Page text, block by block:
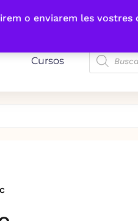
o enviarem les vostres
Cursos